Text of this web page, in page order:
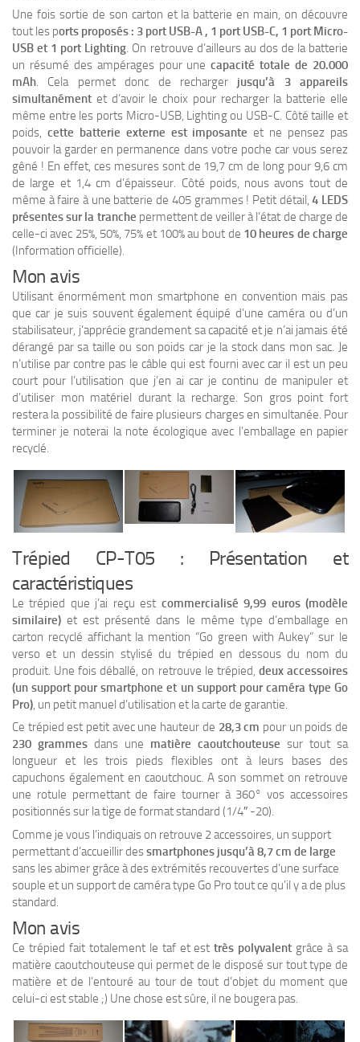
Une fois sortie de son carton et la batterie en main, on découvre
tout les ports proposés : 3 port USB-A , 1 port USB-C, 1 port Micro-
USB et 1 port Lighting. On retrouve d’ailleurs au dos de la batterie
un résumé des ampérages pour unecapacité totale de 20.000
mAh. Cela permet donc de recharger jusqu’à 3 appareils
simultanément et d’avoir le choix pour recharger la batterie elle
même entre les ports Micro-USB, Lighting ou USB-C. Côté taille et
poids, cette batterie externe est imposante et ne pensez pas
pouvoir la garder en permanence dans votre poche car vous serez
gêné ! En effet, ces mesures sont de 19,7 cm de long pour 9,6 cm
de large et 1,4 cm d’épaisseur. Côté poids, nous avons tout de
même à faire à une batterie de 405 grammes ! Petit détail,4 LEDS
présentes sur la tranche permettent de veiller à l’état de charge de
celle-ci avec 25%, 50%, 75% et 100% au bout de 10 heures de charge
(Information officielle).
Mon avis
Utilisant énormément mon smartphone en convention mais pas
que car je suis souvent également équipé d’une caméra ou d’un
stabilisateur, j’apprécie grandement sa capacité et je n’ai jamais été
dérangé par sa taille ou son poids car je la stock dans mon sac. Je
n’utilise par contre pas le câble qui est fourni avec car il est un peu
court pour l’utilisation que j’en ai car je continu de manipuler et
d’utiliser mon matériel durant la recharge. Son gros point fort
restera la possibilité de faire plusieurs charges en simultanée. Pour
terminer je noterai la note écologique avec l’emballage en papier
recyclé.
Trépied CP-T05 : Présentation et
caractéristiques
Le trépied que j’ai reçu est commercialisé 9,99 euros (modèle
similaire) et est présenté dans le même type d’emballage en
carton recyclé affichant la mention “Go green with Aukey” sur le
verso et un dessin stylisé du trépied en dessous du nom du
produit. Une fois déballé, on retrouve le trépied, deux accessoires
(un support pour smartphone et un support pour caméra type Go
Pro), un petit manuel d’utilisation et la carte de garantie.
Ce trépied est petit avec une hauteur de 28,3 cm pour un poids de
230 grammes dans une matière caoutchouteuse sur tout sa
longueur et les trois pieds flexibles ont à leurs bases des
capuchons également en caoutchouc. A son sommet on retrouve
une rotule permettant de faire tourner à 360° vos accessoires
positionnés sur la tige de format standard (1/4″ -20).
Comme je vous l’indiquais on retrouve 2 accessoires, un support
permettant d’accueillir dessmartphones jusqu’à 8,7 cm de large
sans les abimer grâce à des extrémités recouvertes d’une surface
souple et un support de caméra type Go Pro tout ce qu’il y a de plus
standard.
Mon avis
Ce trépied fait totalement le taf et esttrès polyvalent grâce à sa
matière caoutchouteuse qui permet de le disposé sur tout type de
matière et de l’entouré au tour de tout d’objet du moment que
celui-ci est stable ;) Une chose est sûre, il ne bougera pas.